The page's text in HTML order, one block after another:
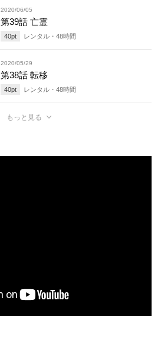
2020/06/05
第39話 亡霊
40pt レンタル・ 48時間
2020/05/29
第38話 転移
40pt レンタル・ 48時間
もっと見る